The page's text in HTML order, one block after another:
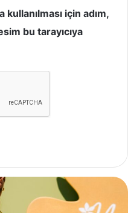
için adım,
bu tarayıcıya